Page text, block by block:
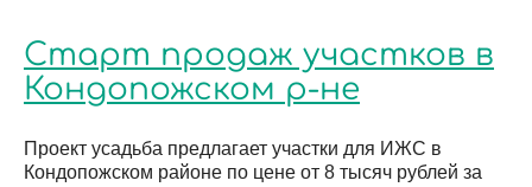
Старт продаж участков в
Кондопожском р-не
Проект усадьба предлагает участки для ИЖС в
Кондопожском районе по цене от 8 тысяч рублей за